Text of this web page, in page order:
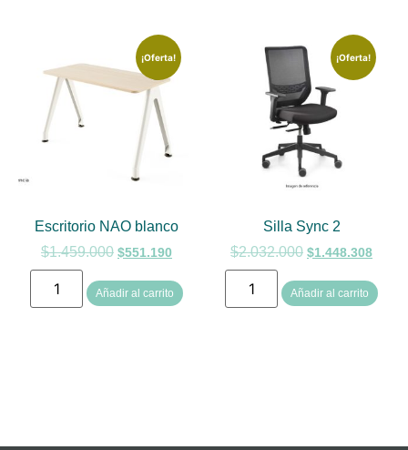
¡Oferta!
Escritorio NAO blanco
$1.459.000 $551.190
Añadir al carrito
¡Oferta!
Silla Sync 2
$2.032.000 $1.448.308
Añadir al carrito